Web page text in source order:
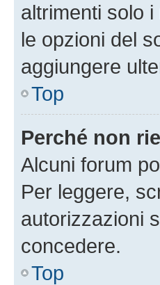
altrimenti solo
le opzioni del
aggiungere
Top
Perché non
Alcuni forum
Per leggere,
autorizzazioni
concedere.
Top